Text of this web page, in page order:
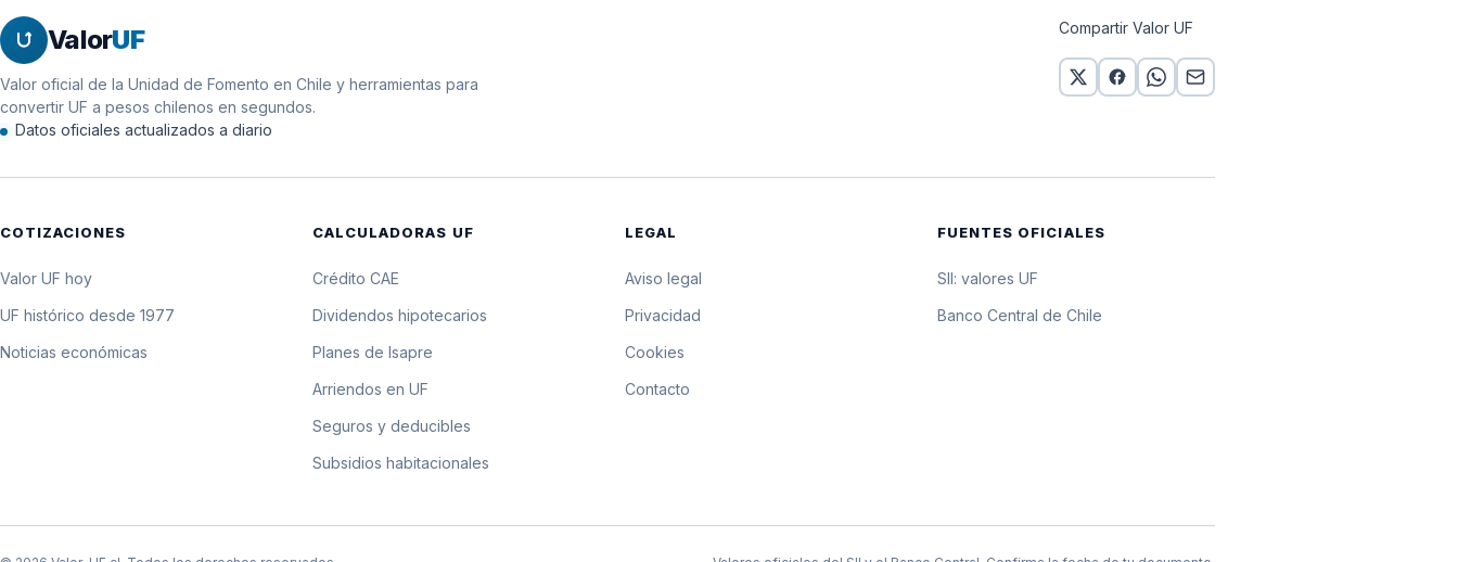
10 de febrero de 1999
9 de febrero de 1999
2 de febrero de 1999 147.464,8 pesos por 10 UF
ValorUF
Valor oficial de la Unidad de Fomento en Chile y herramientas para
convertir UF a pesos chilenos en segundos.
Datos oficiales actualizados a diario
Compartir Valor UF
COTIZACIONES
Valor UF hoy
UF histórico desde 1977
Noticias económicas
CALCULADORAS UF
Crédito CAE
Dividendos hipotecarios
Planes de Isapre
Arriendos en UF
Seguros y deducibles
Subsidios habitacionales
LEGAL
Aviso legal
Privacidad
Cookies
Contacto
FUENTES OFICIALES
SII: valores UF
Banco Central de Chile